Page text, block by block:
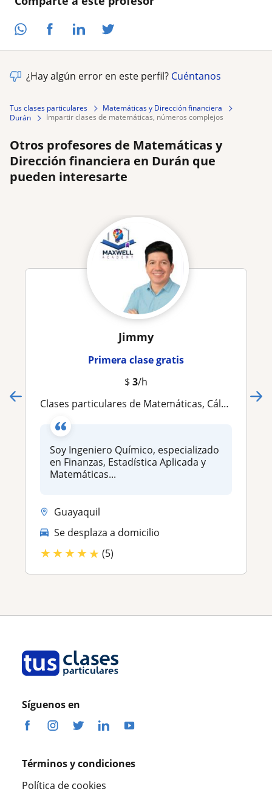
¿Hay algún error en este perfil? Cuéntanos
Tus clases particulares
Matemáticas y Dirección financiera
Durán
impartir clases de matemáticas, números complejos
Otros profesores de Matemáticas y
Dirección financiera en Durán que
pueden interesarte
Jimmy
Primera clase gratis
$ 3/h
Clases particulares de Matemáticas, Cálculo, Matemáticas Financieras, Estadística y Finanzas en línea y a domicilio en Guayaquil
Soy Ingeniero Químico, especializado
en Finanzas, Estadística Aplicada y
Matemáticas...
Guayaquil
Se desplaza a domicilio
★★★★★ (5)
Síguenos en
Términos y condiciones
Política de cookies